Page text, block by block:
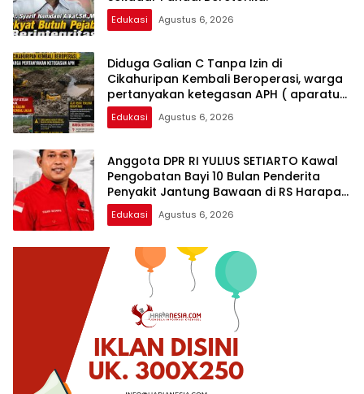
Edukasi Agustus 6, 2026
Diduga Galian C Tanpa Izin di
Cikahuripan Kembali Beroperasi, warga
pertanyakan ketegasan APH ( aparatur
penegak hukum )
Edukasi Agustus 6, 2026
Anggota DPR RI YULIUS SETIARTO Kawal
Pengobatan Bayi 10 Bulan Penderita
Penyakit Jantung Bawaan di RS Harapan
Kita
Edukasi Agustus 6, 2026